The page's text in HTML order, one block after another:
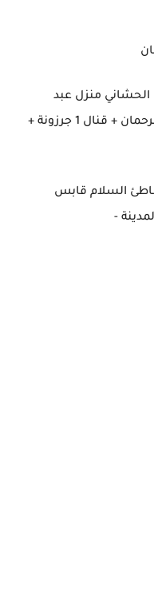
منزل عبد
الرحمان + مرفأ الصيادين منزل عبد الرحمان + قنال 1 جرزونة +
السلام قابس
-